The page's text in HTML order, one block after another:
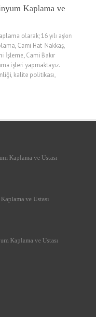
Kaplama ve
olarak; 16 yılı aşkın
Cami Hat-Nakkaş,
İşleme, Cami Bakır
işleri yapmaktayız.
kalite politikası,
Kaplama ve Ustası
ve Ustası
Kaplama ve Ustası